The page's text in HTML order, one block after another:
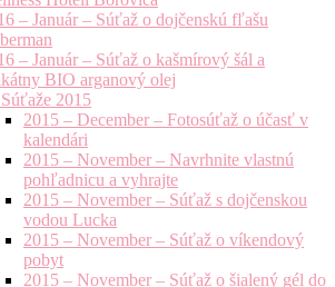
– Január – Súťaž o dojčenskú fľašu
– Január – Súťaž o kašmírový šál a
BIO arganový olej
2015
2015 – December – Fotosúťaž o účasť v
kalendári
2015 – November – Navrhnite vlastnú
pohľadnicu a vyhrajte
2015 – November – Súťaž s dojčenskou
vodou Lucka
2015 – November – Súťaž o víkendový
pobyt
2015 – November – Súťaž o šialený gél do